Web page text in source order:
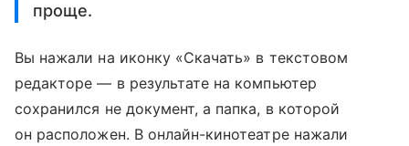
проще.
Вы нажали на иконку «Скачать» в текстовом
редакторе — в результате на компьютер
сохранился не документ, а папка, в которой
он расположен. В онлайн-кинотеатре нажали